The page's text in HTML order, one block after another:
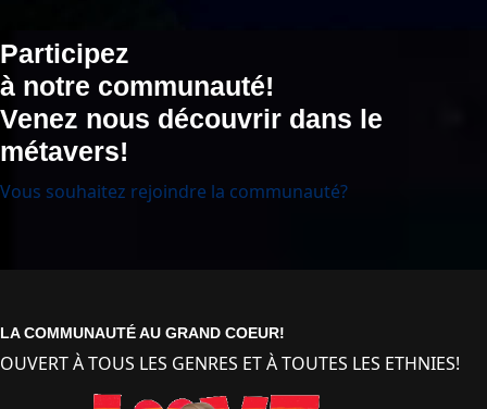
Participez
à notre communauté!
Venez nous découvrir dans le
métavers!
Vous souhaitez rejoindre la communauté?
LA COMMUNAUTÉ AU GRAND COEUR!
OUVERT À TOUS LES GENRES ET À TOUTES LES ETHNIES!